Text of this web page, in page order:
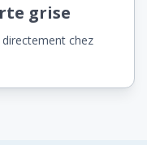
grise
chez